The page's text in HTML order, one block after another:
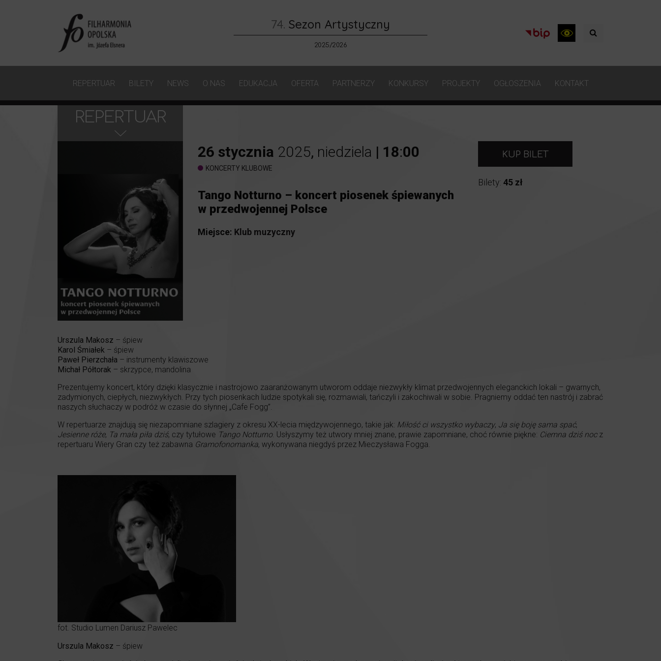
74. Sezon Artystyczny
2025/2026
REPERTUAR BILETY NEWS O NAS EDUKACJA OFERTA PARTNERZY KONKURSY PROJEKTY OGŁOSZENIA KONTAKT
REPERTUAR
26 stycznia 2025, niedziela | 18:00
KONCERTY KLUBOWE
Tango Notturno – koncert piosenek śpiewanych
w przedwojennej Polsce
Miejsce: Klub muzyczny
KUP BILET
Bilety: 45 zł
Urszula Makosz – śpiew
Karol Śmiałek – śpiew
Paweł Pierzchała – instrumenty klawiszowe
Michał Półtorak – skrzypce, mandolina
Prezentujemy koncert, który dzięki klasycznie i nastrojowo zaaranżowanym utworom oddaje niezwykły klimat przedwojennych eleganckich lokali – gwarnych,
zadymionych, ciepłych, niezwykłych. Przy tych piosenkach ludzie spotykali się, rozmawiali, tańczyli i zakochiwali w sobie. Pragniemy oddać ten nastrój i zabrać
naszych słuchaczy w podróż w czasie do słynnej „Cafe Fogg”.
W repertuarze znajdują się niezapomniane szlagiery z okresu XX-lecia międzywojennego, takie jak: Miłość ci wszystko wybaczy, Ja się boję sama spać,
Jesienne róże, Ta mała piła dziś, czy tytułowe Tango Notturno. Usłyszymy też utwory mniej znane, prawie zapomniane, choć równie piękne: Ciemna dziś nocz
repertuaru Wiery Gran czy też zabawna Gramofonomanka, wykonywana niegdyś przez Mieczysława Fogga.
fot. Studio Lumen Dariusz Pawelec
Urszula Makosz – śpiew